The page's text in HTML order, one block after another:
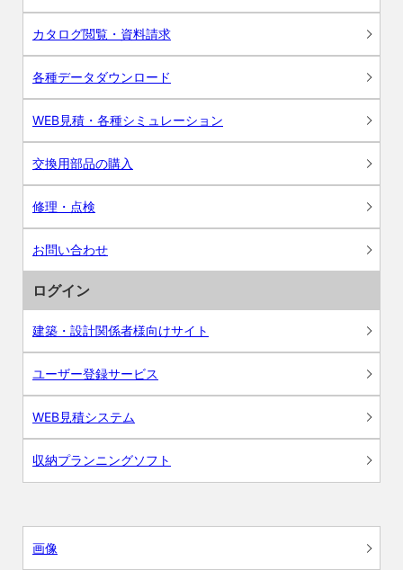
カタログ閲覧・資料請求
各種データダウンロード
WEB見積・各種シミュレーション
交換用部品の購入
修理・点検
お問い合わせ
ログイン
建築・設計関係者様向けサイト
ユーザー登録サービス
WEB見積システム
収納プランニングソフト
画像